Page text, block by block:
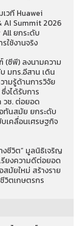
วที Huawei
AI Summit 2026
ยกระดับ
ใช้งานจริง
(ซีพี) ลงนามความ
มทร.อีสาน เดิน
มรู้ด้านการวิจัย
งได้รับการ
วช. ต่อยอด
ทันสมัย ยกระดับ
เคลื่อนเศรษฐกิจ
งชีวิต” มูลนิธิเจริญ
ยงความดีต่อยอด
สมัยใหม่ สร้างราย
วิตเกษตรกร